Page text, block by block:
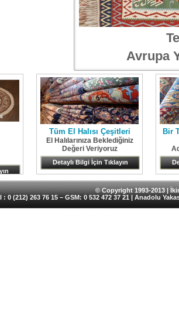
Avrupa
Tüm El Halısı Çeşitleri
El Halılarınıza Beklediğiniz
Değeri Veriyoruz
Detaylı Bilgi İçin Tıklayın
Bir
© Copyright 1993-2013 |
: 0 (212) 263 76 15 – GSM: 0 532 472 37 21 | Anadolu